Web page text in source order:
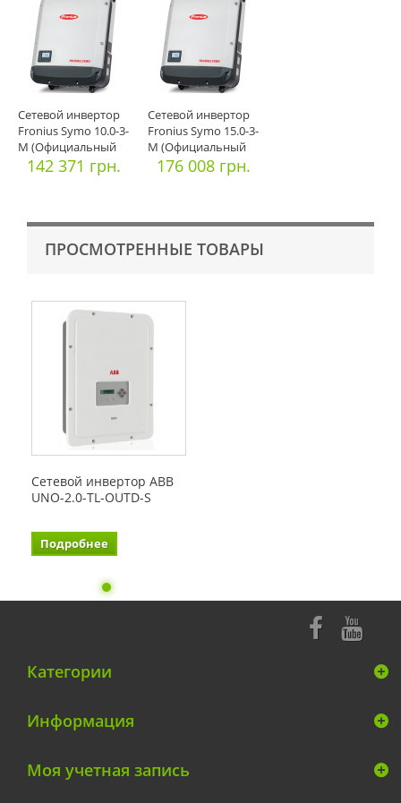
Сетевой инвертор
Fronius Symo 10.0-3-
M (Официальный
импорт)
142 371 грн.
Сетевой инвертор
Fronius Symo 15.0-3-
M (Официальный
импорт)
176 008 грн.
ПРОСМОТРЕННЫЕ ТОВАРЫ
Сетевой инвертор ABB
UNO-2.0-TL-OUTD-S
Подробнее
Категории
Информация
Моя учетная запись